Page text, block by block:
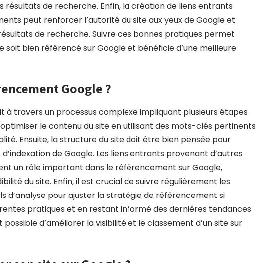
résultats de recherche. Enfin, la création de liens entrants
peut renforcer l’autorité du site aux yeux de Google et
de recherche. Suivre ces bonnes pratiques permet
soit bien référencé sur Google et bénéficie d’une meilleure
Google ?
à travers un processus complexe impliquant plusieurs étapes
le contenu du site en utilisant des mots-clés pertinents
Ensuite, la structure du site doit être bien pensée pour
de Google. Les liens entrants provenant d’autres
un rôle important dans le référencement sur Google,
du site. Enfin, il est crucial de suivre régulièrement les
d’analyse pour ajuster la stratégie de référencement si
pratiques et en restant informé des dernières tendances
d’améliorer la visibilité et le classement d’un site sur